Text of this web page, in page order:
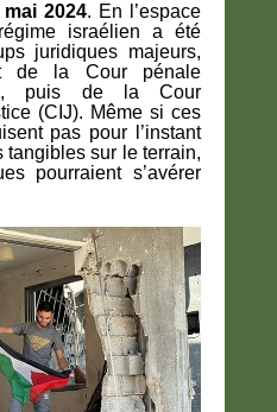
2024. En l’espace
israélien a été
juridiques majeurs,
de la Cour pénale
puis de la Cour
(CIJ). Même si ces
pas pour l’instant
tangibles sur le terrain,
pourraient s’avérer